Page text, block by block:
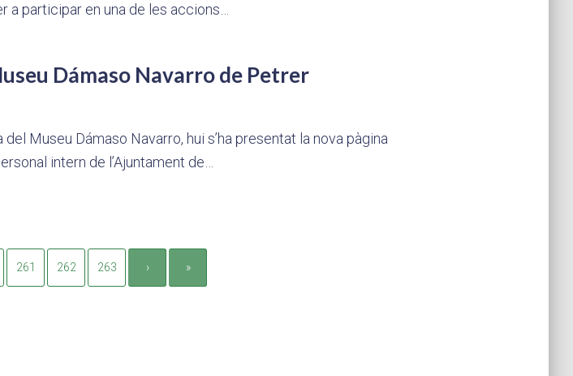
participar en una de les accions…
Dámaso Navarro de Petrer
Museu Dámaso Navarro, hui s’ha presentat la nova pàgina
intern de l’Ajuntament de…
261 262 263 › »